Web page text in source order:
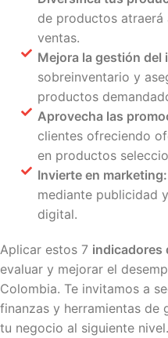
de productos atraerá
ventas.
Mejora la gestión del
sobreinventario y
productos
Aprovecha las
clientes ofreciendo
en productos
Invierte en marketing:
mediante publicidad
digital.
Aplicar estos 7 indicadores
evaluar y mejorar el
Colombia. Te invitamos a
finanzas y herramientas de
tu negocio al siguiente